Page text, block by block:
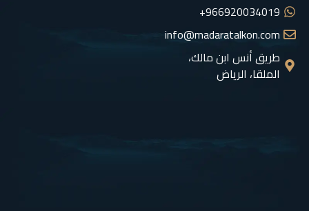
966920034019+
info@madaratalkon.com
طريق أنس ابن مالك،
الملقا، الرياض